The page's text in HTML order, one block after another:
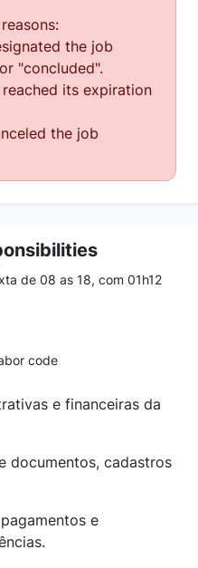
the job
"concluded".
its expiration
the job
de 08 as 18, com 01h12
code
e financeiras da
documentos, cadastros
e